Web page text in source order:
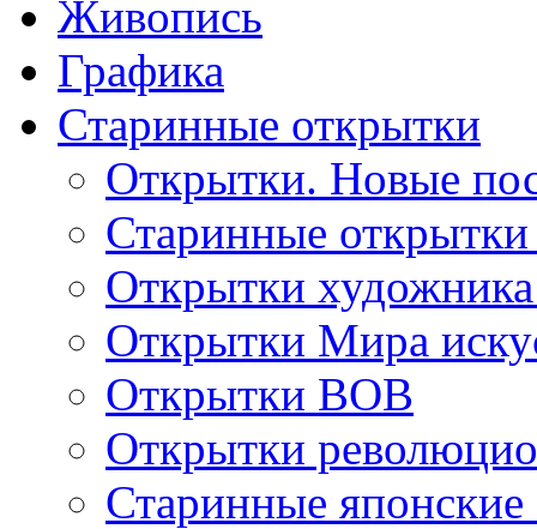
Живопись
Графика
Старинные открытки
Открытки. Новые
Старинные
Открытки
Открытки Мира
Открытки ВОВ
Открытки
Старинные